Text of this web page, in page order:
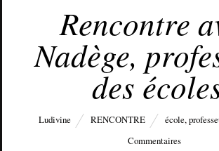
Rencontre
Nadège,
des
Ludivine RENCONTRE école,
Commentaires